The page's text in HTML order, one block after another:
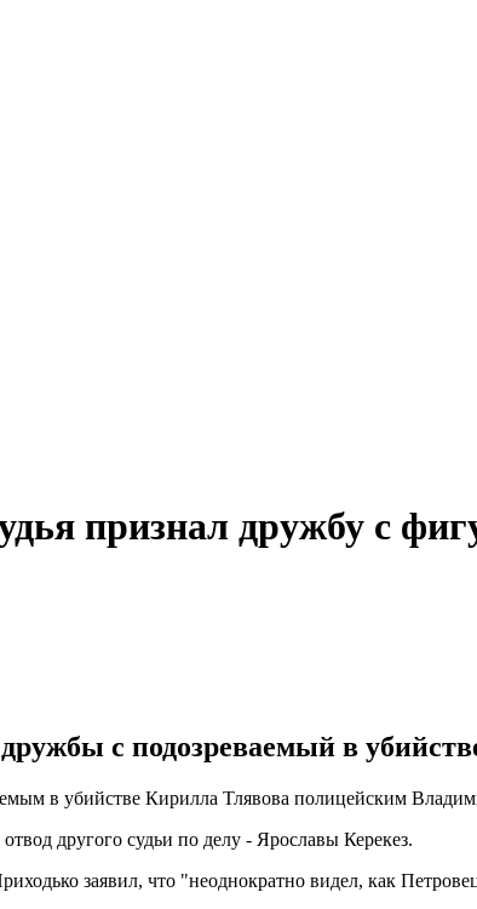
признал дружбу с
с подозреваемый в
в убийстве Кирилла Тлявова полицейским
другого судьи по делу - Ярославы Керекез.
заявил, что "неоднократно видел, как